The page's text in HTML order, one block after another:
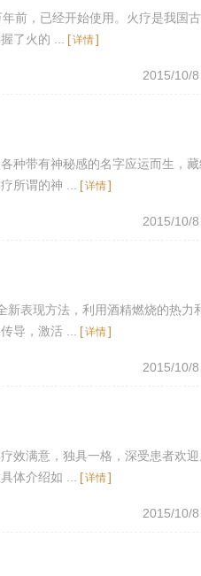
前，已经开始使用。火疗是我国
了火的 ...
[详情]
2015/10/8
种带有神秘感的名字应运而生，
所谓的神 ...
[详情]
2015/10/8
新表现方法，利用酒精燃烧的热力
导，激活 ...
[详情]
2015/10/8
效满意，独具一格，深受患者欢迎
体介绍如 ...
[详情]
2015/10/8